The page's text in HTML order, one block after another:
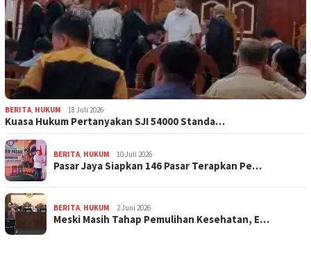
BERITA HUKUM 18 Juli 2026
Kuasa Hukum Pertanyakan SJI 54000 Standa…
BERITA HUKUM 10 Juli 2026
Pasar Jaya Siapkan 146 Pasar Terapkan Pe…
BERITA HUKUM 2 Juni 2026
Meski Masih Tahap Pemulihan Kesehatan, E…